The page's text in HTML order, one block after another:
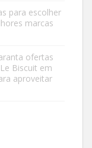
para escolher
marcas
ofertas
Biscuit em
aproveitar